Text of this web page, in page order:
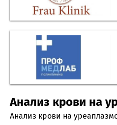
Анализ крови на
Анализ крови на